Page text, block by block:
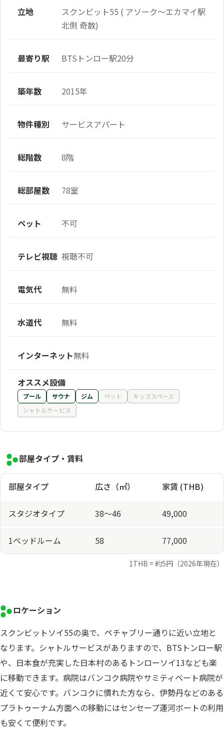
立地
スクンビット55 ( アソーク～エカマイ駅
北側 奇数)
最寄り駅 BTSトンロー駅20分
築年数 2015年
物件種別 サービスアパート
総階数 8階
総部屋数 78室
ペット 不可
テレビ視聴 視聴不可
電気代 無料
水道代 無料
インターネット無料
オススメ設備
プール サウナ ジム ペット
キッズスペース
シャトルサービス
部屋タイプ・賃料
部屋タイプ 広さ（㎡） 家賃 (THB)
スタジオタイプ 38〜46 49,000
1ベッドルーム 58 77,000
1THB = 約5円（2026年現在）
ロケーション
スクンビットソイ55の奥で、ペチャブリー通りに近い立地と
なります。シャトルサービスがありますので、BTSトンロー駅
や、日本食が充実した日本村のあるトンローソイ13なども楽
に移動できます。病院はバンコク病院やサミティベート病院が
近くて安心です。バンコクに慣れた方なら、伊勢丹などのある
プラトゥーナム方面への移動にはセンセープ運河ボートの利用
も安くて便利です。